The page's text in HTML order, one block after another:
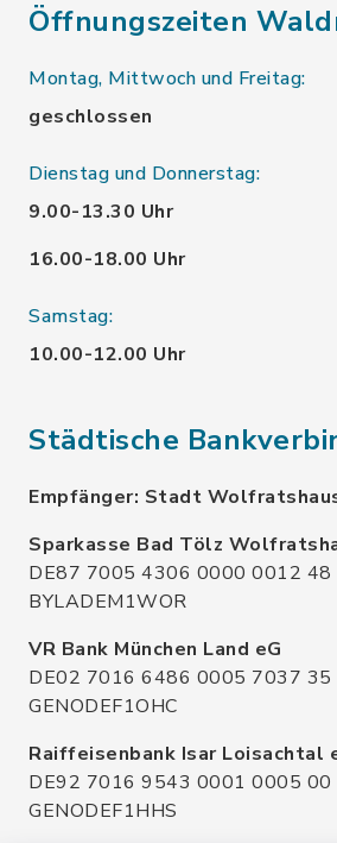
Öffnungszeiten
Montag, Mittwoch und Freitag:
geschlossen
Dienstag und Donnerstag:
9.00-13.30 Uhr
16.00-18.00 Uhr
Samstag:
10.00-12.00 Uhr
Städtische
Empfänger: Stadt
Sparkasse Bad Tölz
DE87 7005 4306 0000 0012 48
BYLADEM1WOR
VR Bank München Land eG
DE02 7016 6486 0005 7037 35
GENODEF1OHC
Raiffeisenbank Isar Loisachtal
DE92 7016 9543 0001 0005 00
GENODEF1HHS